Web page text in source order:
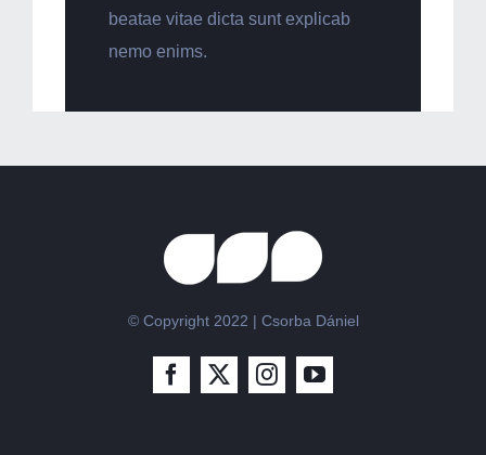
beatae vitae dicta sunt explicab
nemo enims.
© Copyright 2022 | Csorba Dániel